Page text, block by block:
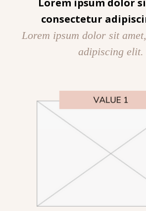
Lorem ipsum dolor
consectetur
Lorem ipsum dolor sit
adipiscing elit.